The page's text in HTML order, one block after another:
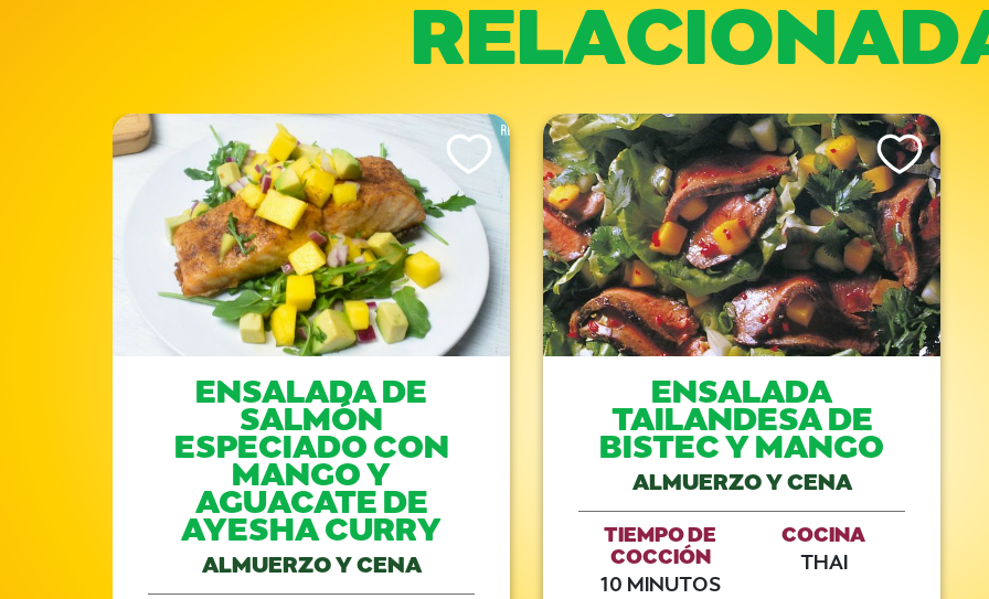
Like This Recipe Like This Recipe
ENSALADA DE
SALMÓN
ESPECIADO CON
MANGO Y
AGUACATE DE
AYESHA CURRY
ALMUERZO Y CENA
Like This Recipe
ENSALADA
TAILANDESA DE
BISTEC Y MANGO
ALMUERZO Y CENA
TIEMPO DE
COCCIÓN
10 MINUTOS
COCINA
THAI